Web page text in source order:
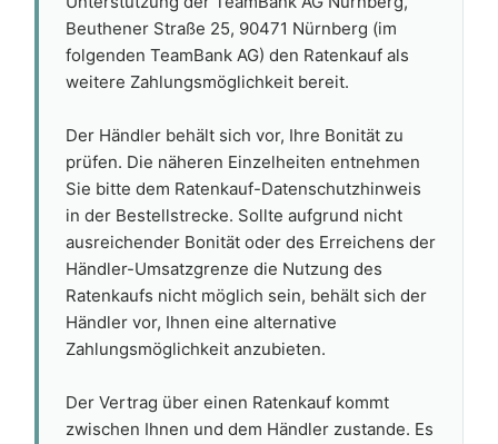
Beuthener Straße 25, 90471 Nürnberg (im
folgenden TeamBank AG) den Ratenkauf als
weitere Zahlungsmöglichkeit bereit.
Der Händler behält sich vor, Ihre Bonität zu
prüfen. Die näheren Einzelheiten entnehmen
Sie bitte dem Ratenkauf-Datenschutzhinweis
in der Bestellstrecke. Sollte aufgrund nicht
ausreichender Bonität oder des Erreichens der
Händler-Umsatzgrenze die Nutzung des
Ratenkaufs nicht möglich sein, behält sich der
Händler vor, Ihnen eine alternative
Zahlungsmöglichkeit anzubieten.
Der Vertrag über einen Ratenkauf kommt
zwischen Ihnen und dem Händler zustande. Es